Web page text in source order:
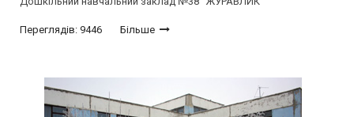
Переглядів: 9446 Більше